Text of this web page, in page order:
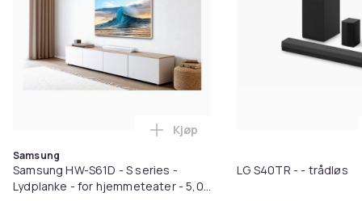
Samsung
Samsung HW-S61D - S series -
Lydplanke - for hjemmeteater - 5,0
Legg Samsung HW-S61D - S
Kjøp
LG S40TR - - trådløs